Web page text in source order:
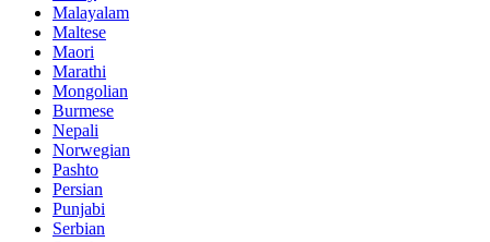
Malayalam
Maltese
Maori
Marathi
Mongolian
Burmese
Nepali
Norwegian
Pashto
Persian
Punjabi
Serbian